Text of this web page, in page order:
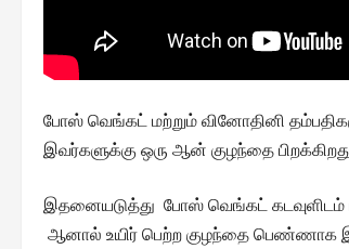
போஸ் வெங்கட் மற்றும் வினோதினி
இவர்களுக்கு ஒரு ஆன் குழந்தை
இதனையடுத்து போஸ் வெங்கட் கடவுளிடம்
ஆனால் உயிர் பெற்ற குழந்தை பெண்ணாக